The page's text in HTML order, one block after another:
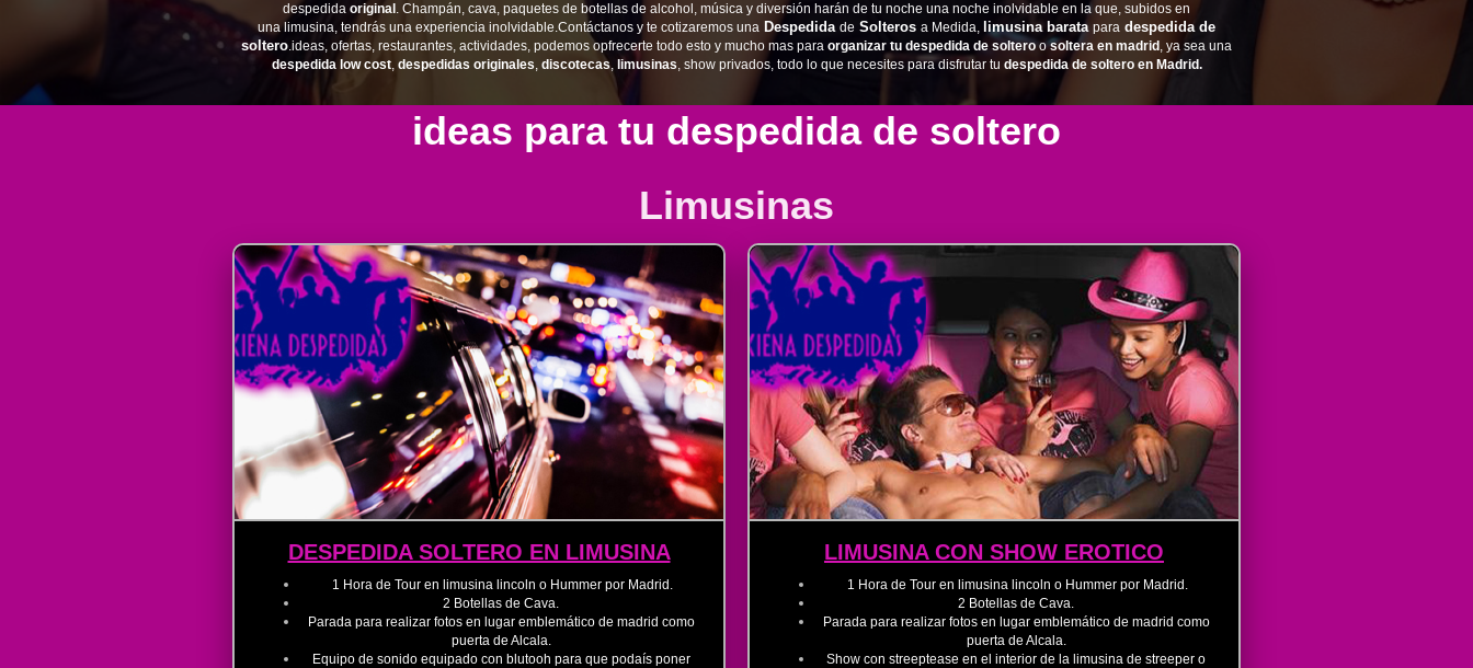
despedida original . Champán, cava, paquetes de botellas de alcohol, música y diversión harán de tu noche una noche inolvidable en la que, subidos en
una limusina, tendrás una experiencia inolvidable.Contáctanos y te cotizaremos una Despedida de Solteros a Medida, limusina barata para despedida de
soltero.ideas, ofertas, restaurantes, actividades, podemos opfrecerte todo esto y mucho mas para organizar tu despedida de soltero osoltera en madrid , ya sea una
despedida low cost, despedidas originales, discotecas, limusinas, show privados, todo lo que necesites para disfrutar tu despedida de soltero en Madrid.
ideas para tu despedida de soltero
Limusinas
DESPEDIDA SOLTERO EN LIMUSINA
1 Hora de Tour en limusina lincoln o Hummer por Madrid.
​2 Botellas de Cava.
​Parada para realizar fotos en lugar emblemático de madrid como
puerta de Alcala.
Equipo de sonido equipado con blutooh para que podaís poner
LIMUSINA CON SHOW EROTICO
​​ 1 Hora de Tour en limusina lincoln o Hummer por Madrid.
​2 Botellas de Cava.
​Parada para realizar fotos en lugar emblemático de madrid como
puerta de Alcala.
Show con streeptease en el interior de la limusina de streeper o